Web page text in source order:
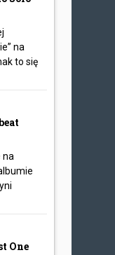
na
to się
na
One